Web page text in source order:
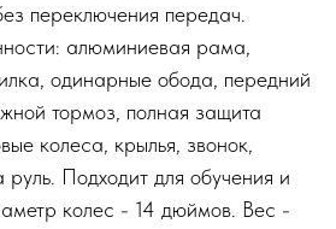
переключения передач.
алюминиевая рама,
одинарные обода, передний
тормоз, полная защита
колеса, крылья, звонок,
Подходит для обучения и
колес - 14 дюймов. Вес -